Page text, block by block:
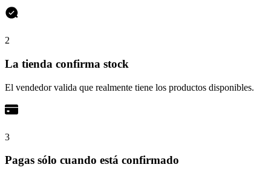
2
La tienda confirma stock
El vendedor valida que realmente tiene los productos disponibles.
3
Pagas sólo cuando está confirmado